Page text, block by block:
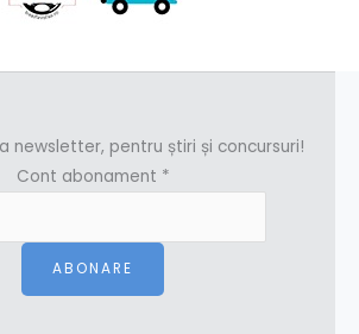
newsletter, pentru știri și concursuri!
Cont abonament *
ABONARE